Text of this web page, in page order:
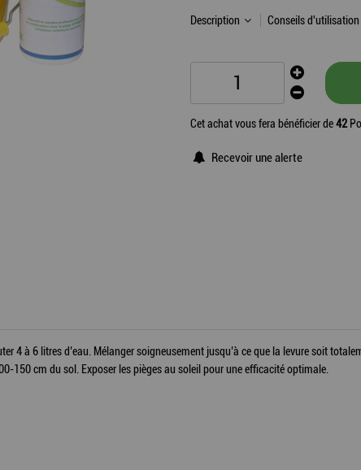
Description Conseils d'utilisation
Cet achat vous fera bénéficier de42
Recevoir une alerte
4 à 6 litres d’eau. Mélanger soigneusement jusqu’à ce que la levure soit
150 cm du sol. Exposer les pièges au soleil pour une efficacité optimale.